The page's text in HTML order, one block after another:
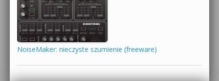
NoiseMaker: nieczyste szumienie (freeware)